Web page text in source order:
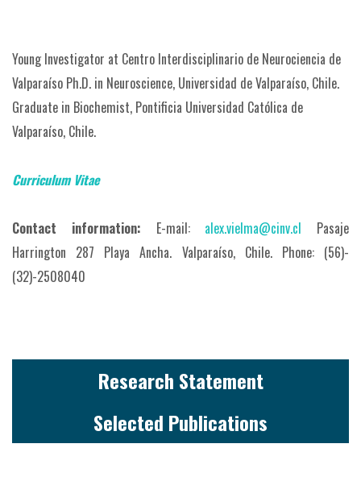
Young Investigator at Centro Interdisciplinario de Neurociencia de
Valparaíso Ph.D. in Neuroscience, Universidad de Valparaíso, Chile.
Graduate in Biochemist, Pontificia Universidad Católica de
Valparaíso, Chile.
Curriculum Vitae
Contact information: E-mail: alex.vielma@cinv.cl Pasaje
Harrington 287 Playa Ancha. Valparaíso, Chile.Phone: (56)-
(32)-2508040
Research Statement
Selected Publications